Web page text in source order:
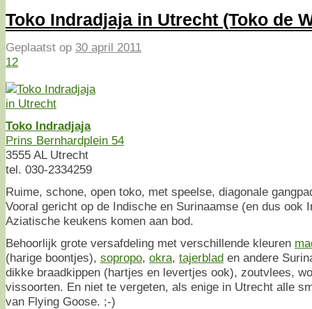
Toko Indradjaja in Utrecht (Toko de
Geplaatst op 30 april 2011
12
Toko Indradjaja
Prins Bernhardplein 54
3555 AL Utrecht
tel. 030-2334259
Ruime, schone, open toko, met speelse, diagonale
Vooral gericht op de Indische en Surinaamse (en dus ook
Aziatische keukens komen aan bod.
Behoorlijk grote versafdeling met verschillende kleuren
(harige boontjes), sopropo, okra, tajerblad en andere
dikke braadkippen (hartjes en levertjes ook), zoutvlees,
vissoorten. En niet te vergeten, als enige in Utrecht alle
van Flying Goose. ;-)